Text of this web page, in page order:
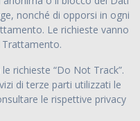
nonché di opporsi in ogni
Le richieste vanno
richieste “Do Not Track”.
di terze parti utilizzati le
le rispettive privacy